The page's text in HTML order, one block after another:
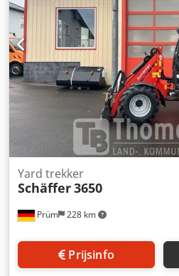
Prüm 228 km
Yard trekker
Schäffer3650
Prijsinfo